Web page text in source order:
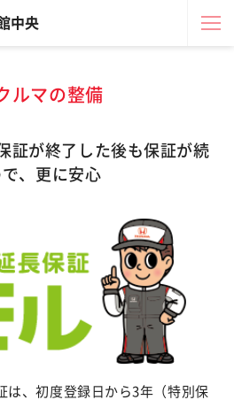
中央
ルマの整備
証が終了した後も保証が続
で、更に安心
は、初度登録日から3年（特別保